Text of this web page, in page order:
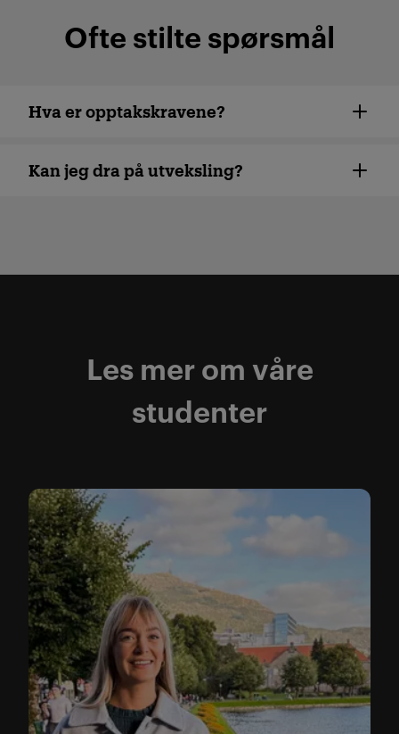
Ofte stilte spørsmål
Hva er opptakskravene?
Kan jeg dra på utveksling?
Les mer om våre
studenter